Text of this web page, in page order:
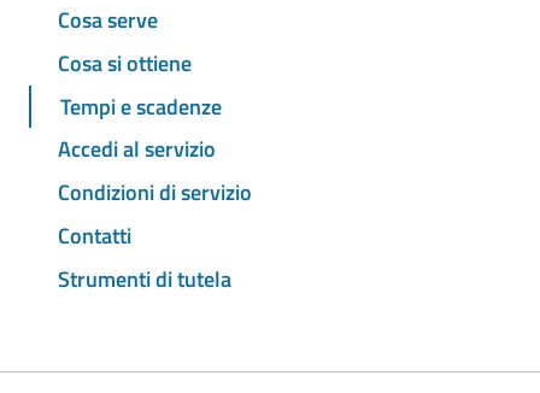
Cosa serve
Cosa si ottiene
Tempi e scadenze
Accedi al servizio
Condizioni di servizio
Contatti
Strumenti di tutela